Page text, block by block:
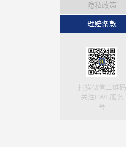
隐私政策
理赔条款
扫描微信二维码
关注EWE服务
号